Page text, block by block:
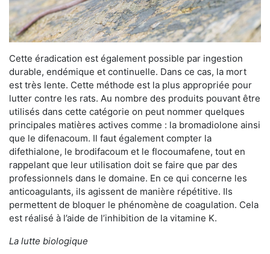
Cette éradication est également possible par ingestion
durable, endémique et continuelle. Dans ce cas, la mort
est très lente. Cette méthode est la plus appropriée pour
lutter contre les rats. Au nombre des produits pouvant être
utilisés dans cette catégorie on peut nommer quelques
principales matières actives comme : la bromadiolone ainsi
que le difenacoum. Il faut également compter la
difethialone, le brodifacoum et le flocoumafene, tout en
rappelant que leur utilisation doit se faire que par des
professionnels dans le domaine. En ce qui concerne les
anticoagulants, ils agissent de manière répétitive. Ils
permettent de bloquer le phénomène de coagulation. Cela
est réalisé à l’aide de l’inhibition de la vitamine K.
La lutte biologique